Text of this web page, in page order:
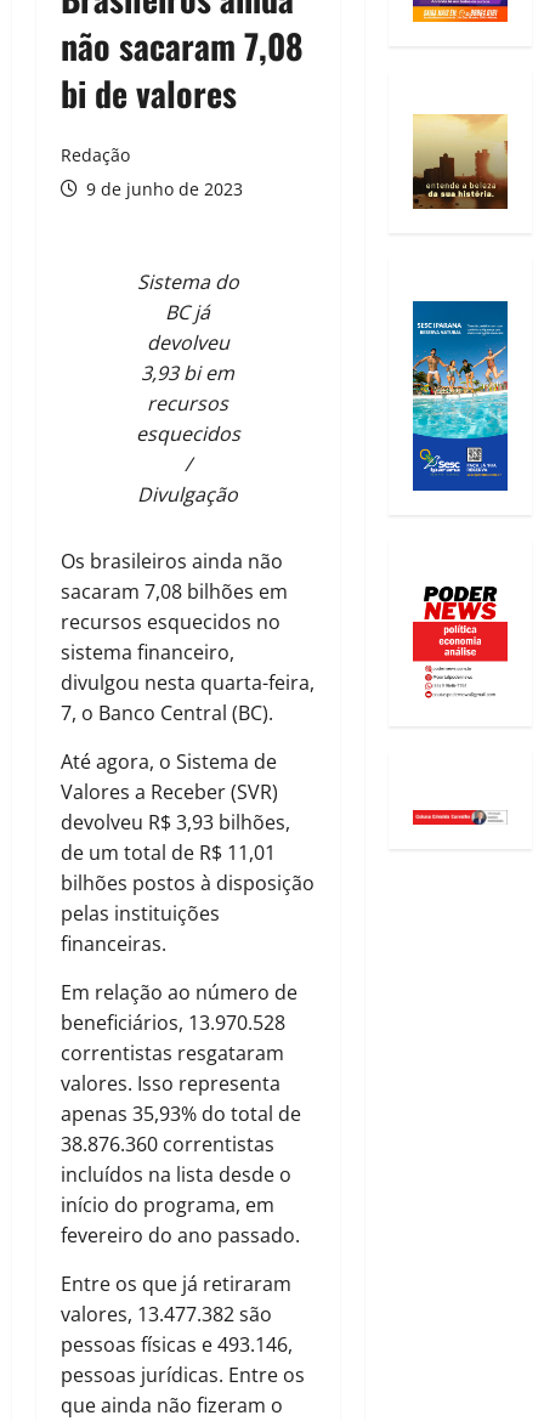
não sacaram 7,08
bi de valores
Redação
9 de junho de 2023
Sistema do
BC já
devolveu
3,93 bi em
recursos
esquecidos
/
Divulgação
Os brasileiros ainda não
sacaram 7,08 bilhões em
recursos esquecidos no
sistema financeiro,
divulgou nesta quarta-feira,
7, o Banco Central (BC).
Até agora, o Sistema de
Valores a Receber (SVR)
devolveu R$ 3,93 bilhões,
de um total de R$ 11,01
bilhões postos à disposição
pelas instituições
financeiras.
Em relação ao número de
beneficiários, 13.970.528
correntistas resgataram
valores. Isso representa
apenas 35,93% do total de
38.876.360 correntistas
incluídos na lista desde o
início do programa, em
fevereiro do ano passado.
Entre os que já retiraram
valores, 13.477.382 são
pessoas físicas e 493.146,
pessoas jurídicas. Entre os
que ainda não fizeram o